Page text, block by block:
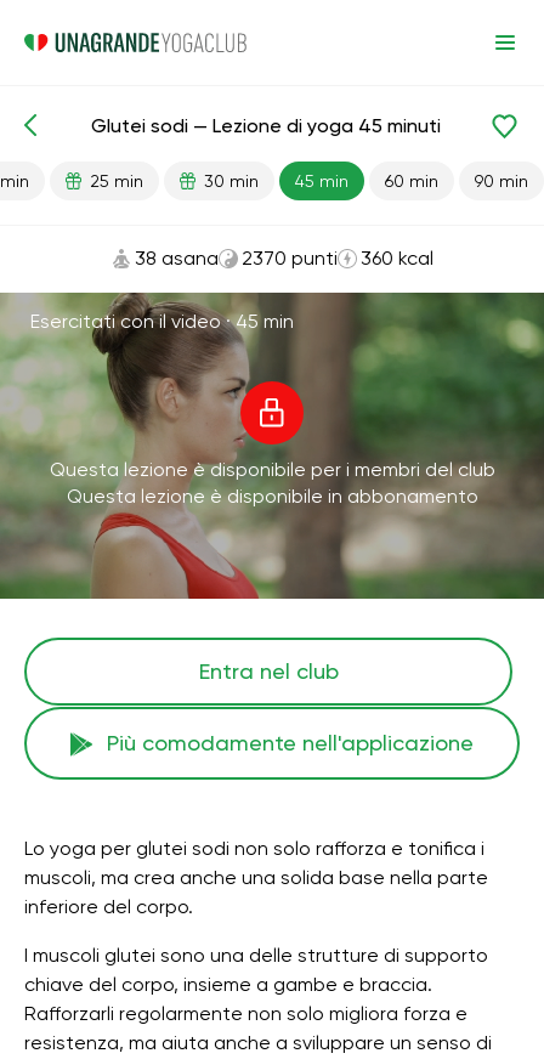
Lezioni pronte Natiche
Glutei sodi — Lezione di yoga 45 minuti
25 min 30 min 45 min 60 min 90 min
38 asana 2370 punti 360 kcal
Esercitati con il video ·45 min
Questa lezione è disponibile per i membri del club
Questa lezione è disponibile in abbonamento
Entra nel club
Più comodamente nell'applicazione
Lo yoga per glutei sodi non solo rafforza e tonifica i
muscoli, ma crea anche una solida base nella parte
inferiore del corpo.
I muscoli glutei sono una delle strutture di supporto
chiave del corpo, insieme a gambe e braccia.
Rafforzarli regolarmente non solo migliora forza e
resistenza, ma aiuta anche a sviluppare un senso di